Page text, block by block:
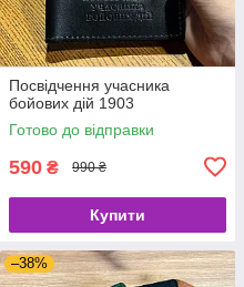
Посвідчення учасника
бойових дій 1903
Готово до відправки
590 ₴ 990 ₴
Купити
–38%